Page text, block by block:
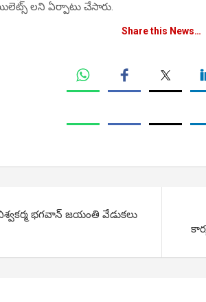
లని ఏర్పాటు చేసారు.
Share this News…
భగవాన్ జయంతి వేడుకలు